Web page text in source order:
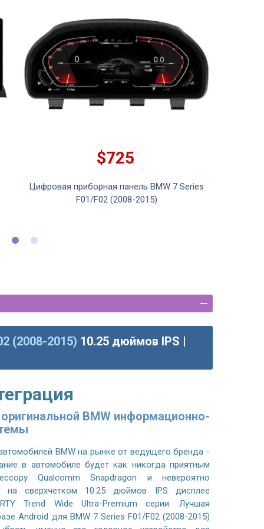
$725
Цифровая приборная панель BMW 7 Series
F01/F02 (2008-2015)
(2008-2015) 10.25 дюймов IPS |
BMW информационно-
BMW на рынке от ведущего бренда -
в автомобиле будет как никогда приятным
Qualcomm Snapdragon и невероятно
на сверхчетком 10.25 дюймов IPS дисплее
Trend Wide Ultra-Premium серии. Лучшая
Android для BMW 7 Series F01/F02 (2008-2015)